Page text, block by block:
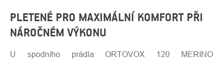
PLETENÉ PRO MAXIMÁLNÍ KOMFORT PŘI
NÁROČNÉM VÝKONU
U spodního prádla ORTOVOX 120 MERINO